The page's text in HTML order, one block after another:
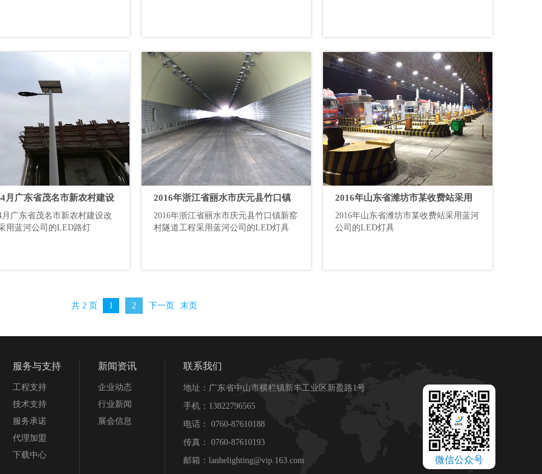
月广东省茂名市新农村建设
采用蓝河公司的LED路灯
月广东省茂名市新农村建设改
用蓝河公司的LED路灯
2016年浙江省丽水市庆元县竹口镇
新窑村隧道工程采用蓝河公司的
2016年浙江省丽水市庆元县竹口镇新窑
村隧道工程采用蓝河公司的LED灯具
2016年山东省潍坊市某收费站采用
蓝河公司的LED灯具
2016年山东省潍坊市某收费站采用蓝河
公司的LED灯具
共 2 页 1 2 下一页 末页
服务与支持
工程支持
技术支持
服务承诺
代理加盟
下载中心
新闻资讯
企业动态
行业新闻
展会信息
联系我们
地址：广东省中山市横栏镇新丰工业区新盈路1号
手机：13822796565
电话： 0760-87610188
传真： 0760-87610193
邮箱：lanhelighting@vip.163.com
微信公众号